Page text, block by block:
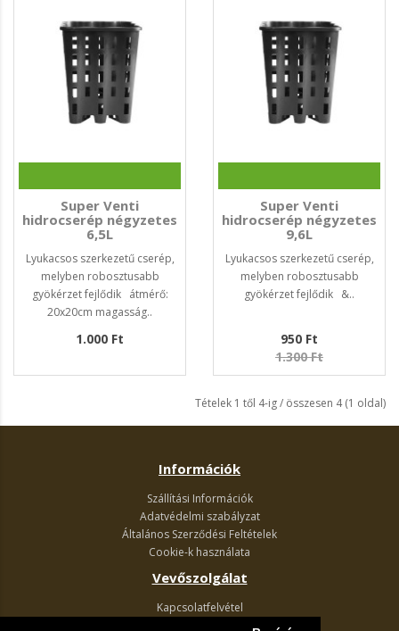
Super Venti
hidrocserép négyzetes
6,5L
Lyukacsos szerkezetű cserép,
melyben robosztusabb
gyökérzet fejlődik átmérő:
20x20cm magasság..
1.000 Ft
Super Venti
hidrocserép négyzetes
9,6L
Lyukacsos szerkezetű cserép,
melyben robosztusabb
gyökérzet fejlődik &..
950 Ft
1.300 Ft
Tételek 1 től 4-ig / összesen 4 (1 oldal)
Információk
Szállítási Információk
Adatvédelmi szabályzat
Általános Szerződési Feltételek
Cookie-k használata
Vevőszolgálat
Kapcsolatfelvétel